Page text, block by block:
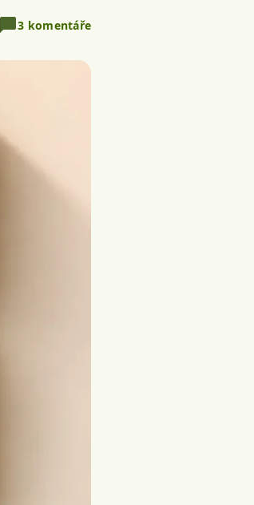
3 komentáře